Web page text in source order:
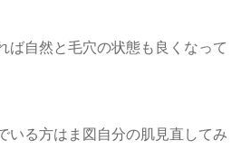
ば自然と毛穴の状態も良くなって
いる方はま図自分の肌見直してみ